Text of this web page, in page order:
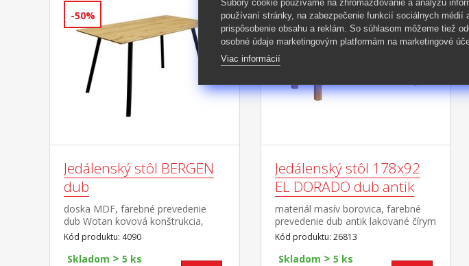
-50%
Jedálenský stôl BERGEN
dub
doska MDF, farebné prevedenie
dub Wotan kovová konštrukcia,
farebné prevedenie čierna
Kód produktu: 4090
Skladom > 5 ks
-42%
Jedálenský stôl 178x92
EL DORADO dub antik
materiál masív borovica, farebné
prevedenie dub antik lakované čírym
lakom, vlis drevenej štruktúry súčasť
zostavy EL DORADO
Kód produktu: 26813
Skladom > 5 ks
používaní stránky, na zabezpečenie funkcií sociálnych médií
prispôsobenie obsahu a reklám. So súhlasom môžeme tiež
osobné údaje marketingovým platformám na marketingové
Viac informácií